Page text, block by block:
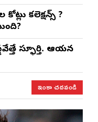
కలెక్షన్స్ ?
స్ఫూర్తి. ఆయన
ఇంకా చదవండి